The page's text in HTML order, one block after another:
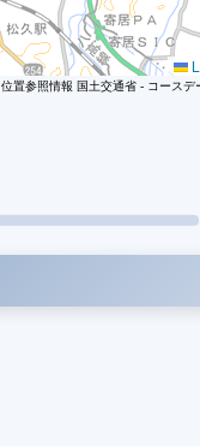
位置参照情報 国土交通省 - コースデ